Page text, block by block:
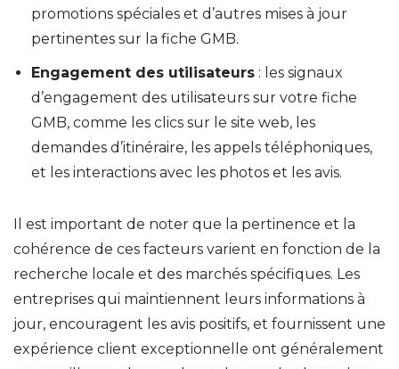
promotions spéciales et d’autres mises à jour
pertinentes sur la fiche GMB.
Engagement des utilisateurs : les signaux
d’engagement des utilisateurs sur votre fiche
GMB, comme les clics sur le site web, les
demandes d’itinéraire, les appels téléphoniques,
et les interactions avec les photos et les avis.
Il est important de noter que la pertinence et la
cohérence de ces facteurs varient en fonction de la
recherche locale et des marchés spécifiques. Les
entreprises qui maintiennent leurs informations à
jour, encouragent les avis positifs, et fournissent une
expérience client exceptionnelle ont généralement